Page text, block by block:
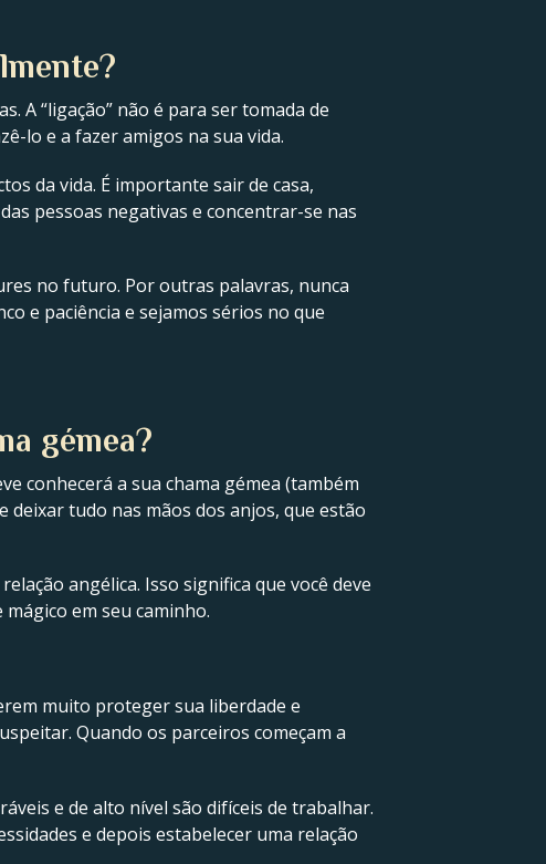
A “ligação” não é para ser tomada de
lo e a fazer amigos na sua vida.
da vida. É importante sair de casa,
pessoas negativas e concentrar-se nas
no futuro. Por outras palavras, nunca
e paciência e sejamos sérios no que
gémea?
conhecerá a sua chama gémea (também
deixar tudo nas mãos dos anjos, que estão
angélica. Isso significa que você deve
em seu caminho.
muito proteger sua liberdade e
Quando os parceiros começam a
e de alto nível são difíceis de trabalhar.
e depois estabelecer uma relação